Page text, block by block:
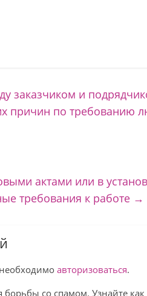
заказчиком и
причин по требованию
актами или в
требования к работе →
авторизоваться.
борьбы со спамом. Узнайте